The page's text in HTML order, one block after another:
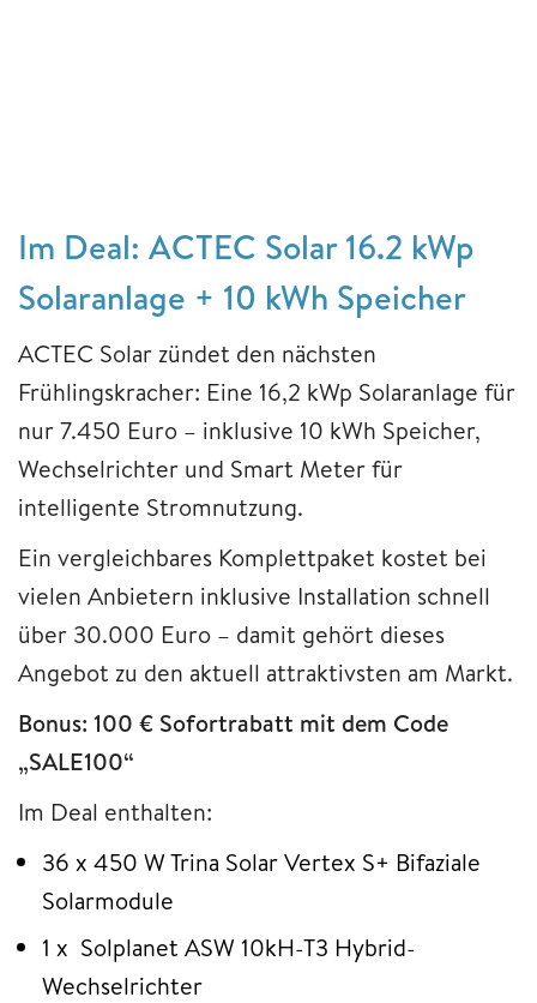
Im Deal: ACTEC Solar 16.2 kWp
Solaranlage + 10 kWh Speicher
ACTEC Solar zündet den nächsten
Frühlingskracher: Eine 16,2 kWp Solaranlage für
nur 7.450 Euro – inklusive 10 kWh Speicher,
Wechselrichter und Smart Meter für
intelligente Stromnutzung.
Ein vergleichbares Komplettpaket kostet bei
vielen Anbietern inklusive Installation schnell
über 30.000 Euro – damit gehört dieses
Angebot zu den aktuell attraktivsten am Markt.
Bonus: 100 € Sofortrabatt mit dem Code
„SALE100“
Im Deal enthalten:
36 x 450 W Trina Solar Vertex S+ Bifaziale
Solarmodule
1 x Solplanet ASW 10kH-T3 Hybrid-
Wechselrichter